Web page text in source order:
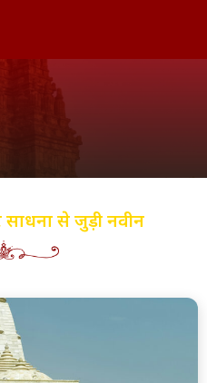
साधना से जुड़ी नवीन